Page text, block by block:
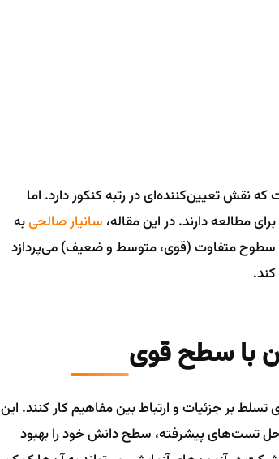
تعیین‌کننده‌ای در رتبه کنکور دارد. اما
مطالعه دارند. در این مقاله، سانیار صالحیبه
سطوح متفاوت (قوی، متوسط و ضعیف) می‌پردازد
با سطح قوی
بر جزئیات و ارتباط بین مفاهیم کار کنند. این
حل تست‌های پیشرفته، سطح دانش خود را بهبود